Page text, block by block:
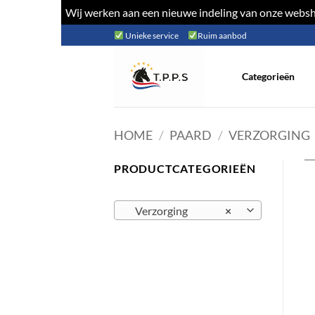
Wij werken aan een nieuwe indeling van onze
naar
Unieke service Ruim aanbod
Categorieën
HOME / PAARD / VERZORGING
PRODUCTCATEGORIEËN
×
Verzorging